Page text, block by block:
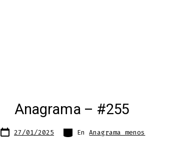
Anagrama – #255
Fecha
de 27/01/2025 Categorías
EnAnagrama menos